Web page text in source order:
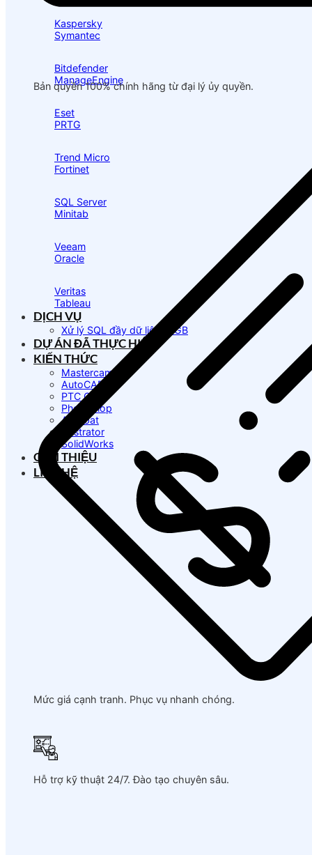
Kaspersky
Symantec
Bitdefender
ManageEngine
Eset
PRTG
Trend Micro
Fortinet
SQL Server
Minitab
Veeam
Oracle
Veritas
Tableau
DỊCH VỤ
Xử lý SQL đầy dữ liệu 10GB
DỰ ÁN ĐÃ THỰC HIỆN
KIẾN THỨC
Mastercam
AutoCAD
PTC Creo
Photoshop
Acrobat
Illustrator
SolidWorks
GIỚI THIỆU
LIÊN HỆ
Bản quyền 100% chính hãng từ đại lý ủy quyền.
Mức giá cạnh tranh. Phục vụ nhanh chóng.
Hỗ trợ kỹ thuật 24/7. Đào tạo chuyên sâu.